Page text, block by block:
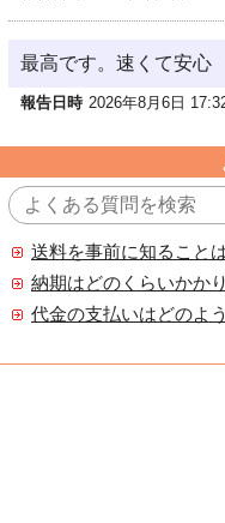
最高です。速くて安心
報告日時 2026年8月6日
送料を事前に知ること
納期はどのくらいかか